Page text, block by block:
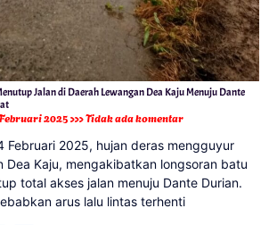
Jalan di Daerah Lewangan Dea Kaju Menuju Dante
2025
Tidak ada komentar
Februari 2025, hujan deras mengguyur
Dea Kaju, mengakibatkan longsoran batu
total akses jalan menuju Dante Durian.
arus lalu lintas terhenti